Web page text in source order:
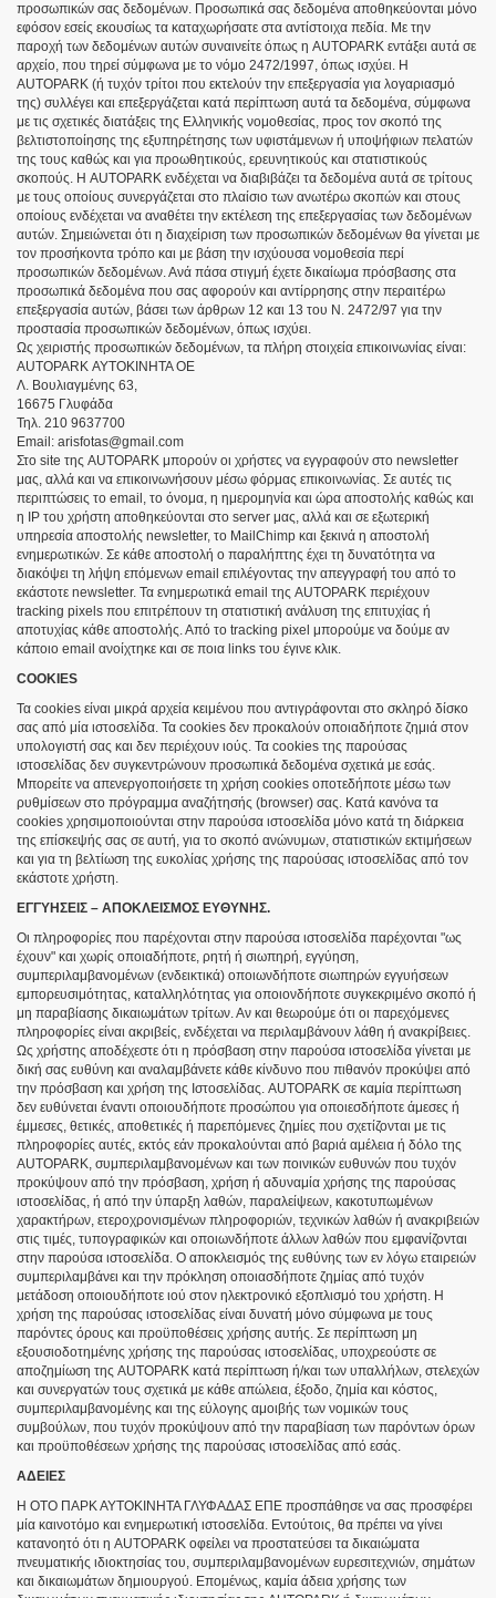
προσωπικών σας δεδομένων. Προσωπικά σας δεδομένα αποθηκεύονται μόνο
εφόσον εσείς εκουσίως τα καταχωρήσατε στα αντίστοιχα πεδία. Με την
παροχή των δεδομένων αυτών συναινείτε όπως η AUTOPARK εντάξει αυτά σε
αρχείο, που τηρεί σύμφωνα με το νόμο 2472/1997, όπως ισχύει. Η
AUTOPARK (ή τυχόν τρίτοι που εκτελούν την επεξεργασία για λογαριασμό
της) συλλέγει και επεξεργάζεται κατά περίπτωση αυτά τα δεδομένα, σύμφωνα
με τις σχετικές διατάξεις της Ελληνικής νομοθεσίας, προς τον σκοπό της
βελτιστοποίησης της εξυπηρέτησης των υφιστάμενων ή υποψήφιων πελατών
της τους καθώς και για προωθητικούς, ερευνητικούς και στατιστικούς
σκοπούς. Η AUTOPARK ενδέχεται να διαβιβάζει τα δεδομένα αυτά σε τρίτους
με τους οποίους συνεργάζεται στο πλαίσιο των ανωτέρω σκοπών και στους
οποίους ενδέχεται να αναθέτει την εκτέλεση της επεξεργασίας των δεδομένων
αυτών. Σημειώνεται ότι η διαχείριση των προσωπικών δεδομένων θα γίνεται με
τον προσήκοντα τρόπο και με βάση την ισχύουσα νομοθεσία περί
προσωπικών δεδομένων. Ανά πάσα στιγμή έχετε δικαίωμα πρόσβασης στα
προσωπικά δεδομένα που σας αφορούν και αντίρρησης στην περαιτέρω
επεξεργασία αυτών, βάσει των άρθρων 12 και 13 του Ν. 2472/97 για την
προστασία προσωπικών δεδομένων, όπως ισχύει.
Ως χειριστής προσωπικών δεδομένων, τα πλήρη στοιχεία επικοινωνίας είναι:
AUTOPARK ΑΥΤΟΚΙΝΗΤΑ OE
Λ. Βουλιαγμένης 63,
16675 Γλυφάδα
Τηλ. 210 9637700
Email: arisfotas@gmail.com
Στο site της AUTOPARK μπορούν οι χρήστες να εγγραφούν στο newsletter
μας, αλλά και να επικοινωνήσουν μέσω φόρμας επικοινωνίας. Σε αυτές τις
περιπτώσεις το email, το όνομα, η ημερομηνία και ώρα αποστολής καθώς και
η IP του χρήστη αποθηκεύονται στο server μας, αλλά και σε εξωτερική
υπηρεσία αποστολής newsletter, το MailChimp και ξεκινά η αποστολή
ενημερωτικών. Σε κάθε αποστολή ο παραλήπτης έχει τη δυνατότητα να
διακόψει τη λήψη επόμενων email επιλέγοντας την απεγγραφή του από το
εκάστοτε newsletter. Τα ενημερωτικά email της AUTOPARK περιέχουν
tracking pixels που επιτρέπουν τη στατιστική ανάλυση της επιτυχίας ή
αποτυχίας κάθε αποστολής. Από το tracking pixel μπορούμε να δούμε αν
κάποιο email ανοίχτηκε και σε ποια links του έγινε κλικ.
COOKIES
Τα cookies είναι μικρά αρχεία κειμένου που αντιγράφονται στο σκληρό δίσκο
σας από μία ιστοσελίδα. Τα cookies δεν προκαλούν οποιαδήποτε ζημιά στον
υπολογιστή σας και δεν περιέχουν ιούς. Τα cookies της παρούσας
ιστοσελίδας δεν συγκεντρώνουν προσωπικά δεδομένα σχετικά με εσάς.
Μπορείτε να απενεργοποιήσετε τη χρήση cookies οποτεδήποτε μέσω των
ρυθμίσεων στο πρόγραμμα αναζήτησής (browser) σας. Κατά κανόνα τα
cookies χρησιμοποιούνται στην παρούσα ιστοσελίδα μόνο κατά τη διάρκεια
της επίσκεψής σας σε αυτή, για το σκοπό ανώνυμων, στατιστικών εκτιμήσεων
και για τη βελτίωση της ευκολίας χρήσης της παρούσας ιστοσελίδας από τον
εκάστοτε χρήστη.
ΕΓΓΥΗΣΕΙΣ – ΑΠΟΚΛΕΙΣΜΟΣ ΕΥΘΥΝΗΣ.
Οι πληροφορίες που παρέχονται στην παρούσα ιστοσελίδα παρέχονται "ως
έχουν" και χωρίς οποιαδήποτε, ρητή ή σιωπηρή, εγγύηση,
συμπεριλαμβανομένων (ενδεικτικά) οποιωνδήποτε σιωπηρών εγγυήσεων
εμπορευσιμότητας, καταλληλότητας για οποιονδήποτε συγκεκριμένο σκοπό ή
μη παραβίασης δικαιωμάτων τρίτων. Αν και θεωρούμε ότι οι παρεχόμενες
πληροφορίες είναι ακριβείς, ενδέχεται να περιλαμβάνουν λάθη ή ανακρίβειες.
Ως χρήστης αποδέχεστε ότι η πρόσβαση στην παρούσα ιστοσελίδα γίνεται με
δική σας ευθύνη και αναλαμβάνετε κάθε κίνδυνο που πιθανόν προκύψει από
την πρόσβαση και χρήση της Ιστοσελίδας. AUTOPARK σε καμία περίπτωση
δεν ευθύνεται έναντι οποιουδήποτε προσώπου για οποιεσδήποτε άμεσες ή
έμμεσες, θετικές, αποθετικές ή παρεπόμενες ζημίες που σχετίζονται με τις
πληροφορίες αυτές, εκτός εάν προκαλούνται από βαριά αμέλεια ή δόλο της
AUTOPARK, συμπεριλαμβανομένων και των ποινικών ευθυνών που τυχόν
προκύψουν από την πρόσβαση, χρήση ή αδυναμία χρήσης της παρούσας
ιστοσελίδας, ή από την ύπαρξη λαθών, παραλείψεων, κακοτυπωμένων
χαρακτήρων, ετεροχρονισμένων πληροφοριών, τεχνικών λαθών ή ανακριβειών
στις τιμές, τυπογραφικών και οποιωνδήποτε άλλων λαθών που εμφανίζονται
στην παρούσα ιστοσελίδα. Ο αποκλεισμός της ευθύνης των εν λόγω εταιρειών
συμπεριλαμβάνει και την πρόκληση οποιασδήποτε ζημίας από τυχόν
μετάδοση οποιουδήποτε ιού στον ηλεκτρονικό εξοπλισμό του χρήστη. Η
χρήση της παρούσας ιστοσελίδας είναι δυνατή μόνο σύμφωνα με τους
παρόντες όρους και προϋποθέσεις χρήσης αυτής. Σε περίπτωση μη
εξουσιοδοτημένης χρήσης της παρούσας ιστοσελίδας, υποχρεούστε σε
αποζημίωση της AUTOPARK κατά περίπτωση ή/και των υπαλλήλων, στελεχών
και συνεργατών τους σχετικά με κάθε απώλεια, έξοδο, ζημία και κόστος,
συμπεριλαμβανομένης και της εύλογης αμοιβής των νομικών τους
συμβούλων, που τυχόν προκύψουν από την παραβίαση των παρόντων όρων
και προϋποθέσεων χρήσης της παρούσας ιστοσελίδας από εσάς.
ΑΔΕΙΕΣ
Η OTO ΠΑΡΚ ΑΥΤΟΚΙΝΗΤΑ ΓΛΥΦΑΔΑΣ ΕΠΕ προσπάθησε να σας προσφέρει
μία καινοτόμο και ενημερωτική ιστοσελίδα. Εντούτοις, θα πρέπει να γίνει
κατανοητό ότι η AUTOPARK οφείλει να προστατεύσει τα δικαιώματα
πνευματικής ιδιοκτησίας του, συμπεριλαμβανομένων ευρεσιτεχνιών, σημάτων
και δικαιωμάτων δημιουργού. Επομένως, καμία άδεια χρήσης των